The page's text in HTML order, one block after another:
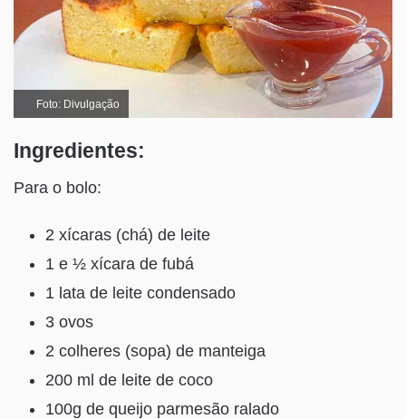
Foto: Divulgação
Ingredientes:
Para o bolo:
2 xícaras (chá) de leite
1 e ½ xícara de fubá
1 lata de leite condensado
3 ovos
2 colheres (sopa) de manteiga
200 ml de leite de coco
100g de queijo parmesão ralado